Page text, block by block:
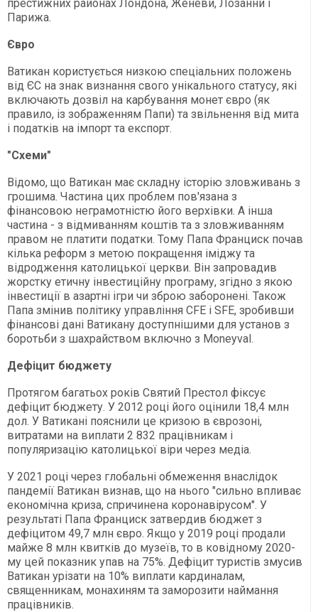
престижних районах Лондона, Женеви, Лозанни і
Парижа.
Євро
Ватикан користується низкою спеціальних положень
від ЄС на знак визнання свого унікального статусу, які
включають дозвіл на карбування монет євро (як
правило, із зображенням Папи) та звільнення від мита
і податків на імпорт та експорт.
"Схеми"
Відомо, що Ватикан має складну історію зловживань з
грошима. Частина цих проблем пов'язана з
фінансовою неграмотністю його верхівки. А інша
частина - з відмиванням коштів та з зловживанням
правом не платити податки. Тому Папа Франциск почав
кілька реформ з метою покращення іміджу та
відродження католицької церкви. Він запровадив
жорстку етичну інвестиційну програму, згідно з якою
інвестиції в азартні ігри чи зброю заборонені. Також
Папа змінив політику управління CFE і SFE, зробивши
фінансові дані Ватикану доступнішими для установ з
боротьби з шахрайством включно з Moneyval.
Дефіцит бюджету
Протягом багатьох років Святий Престол фіксує
дефіцит бюджету. У 2012 році його оцінили 18,4 млн
дол. У Ватикані пояснили це кризою в єврозоні,
витратами на виплати 2 832 працівникам і
популяризацію католицької віри через медіа.
У 2021 році через глобальні обмеження внаслідок
пандемії Ватикан визнав, що на нього "сильно впливає
економічна криза, спричинена коронавірусом". У
результаті Папа Франциск затвердив бюджет з
дефіцитом 49,7 млн євро. Якщо у 2019 році продали
майже 8 млн квитків до музеїв, то в ковідному 2020-
му цей показник упав на 75%. Дефіцит туристів змусив
Ватикан урізати на 10% виплати кардиналам,
священникам, монахиням та заморозити наймання
працівників.